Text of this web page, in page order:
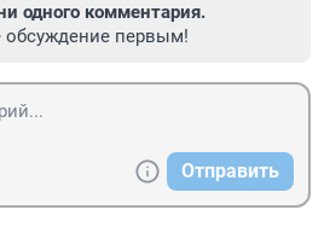
одного комментария.
обсуждение первым!
Отправить